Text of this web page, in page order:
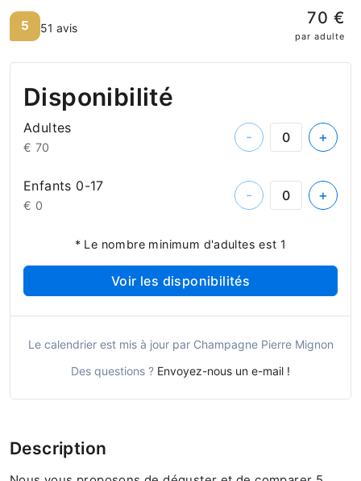
5 51 avis 70 €
par adulte
Disponibilité
Adultes
€ 70
- +
Enfants 0-17
€ 0
- +
* Le nombre minimum d'adultes est 1
Voir les disponibilités
Le calendrier est mis à jour par Champagne Pierre Mignon
Des questions ? Envoyez-nous un e-mail !
Description